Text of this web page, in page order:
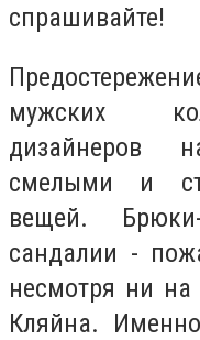
спрашивайте!
мужских
дизайнеров
смелыми и
вещей.
сандалии -
несмотря ни
Кляйна.